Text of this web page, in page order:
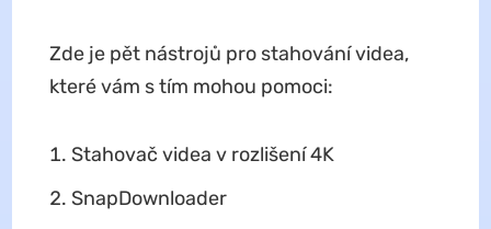
Zde je pět nástrojů pro stahování videa,
které vám s tím mohou pomoci:
Stahovač videa v rozlišení 4K
SnapDownloader